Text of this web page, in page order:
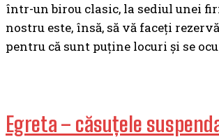
într-un birou clasic, la sediul unei
nostru este, însă, să vă faceți
pentru că sunt puține locuri și se
Egreta – căsuțele